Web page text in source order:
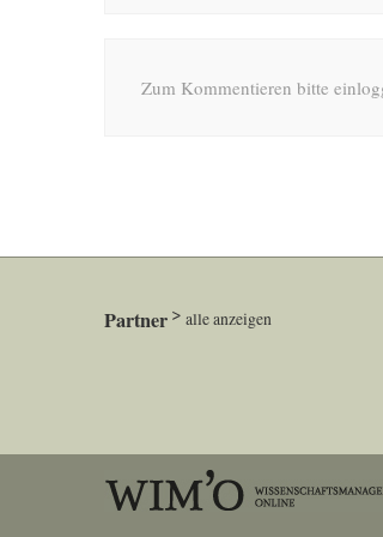
Zum Kommentieren bitte
Partner alle anzeigen